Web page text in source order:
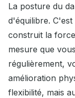
La posture du
d'équilibre.
construit la
mesure que
régulièrement,
amélioration
flexibilité, mais